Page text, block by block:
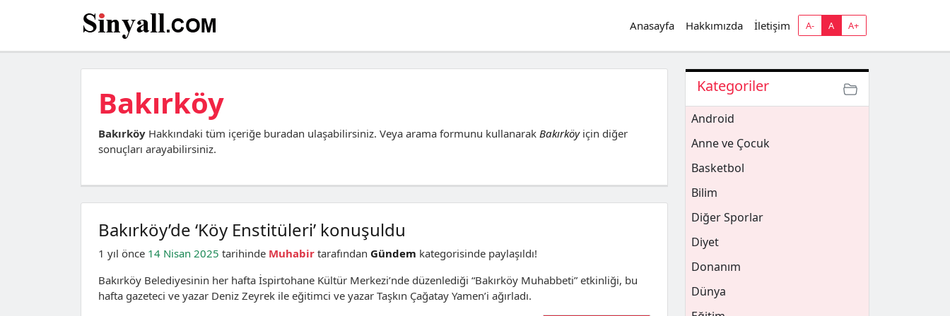
Anasayfa Hakkımızda İletişim A- A A+
Bakırköy
Bakırköy Hakkındaki tüm içeriğe buradan ulaşabilirsiniz. Veya arama formunu kullanarak Bakırköyiçin diğer
sonuçları arayabilirsiniz.
Bakırköy’de ‘Köy Enstitüleri’ konuşuldu
1 yıl önce 14 Nisan 2025 tarihinde Muhabir tarafından Gündem kategorisinde paylaşıldı!
Bakırköy Belediyesinin her hafta İspirtohane Kültür Merkezi’nde düzenlediği “Bakırköy Muhabbeti” etkinliği, bu
hafta gazeteci ve yazar Deniz Zeyrek ile eğitimci ve yazar Taşkın Çağatay Yamen’i ağırladı.
Kategoriler
Android
Anne ve Çocuk
Basketbol
Bilim
Diğer Sporlar
Diyet
Donanım
Dünya